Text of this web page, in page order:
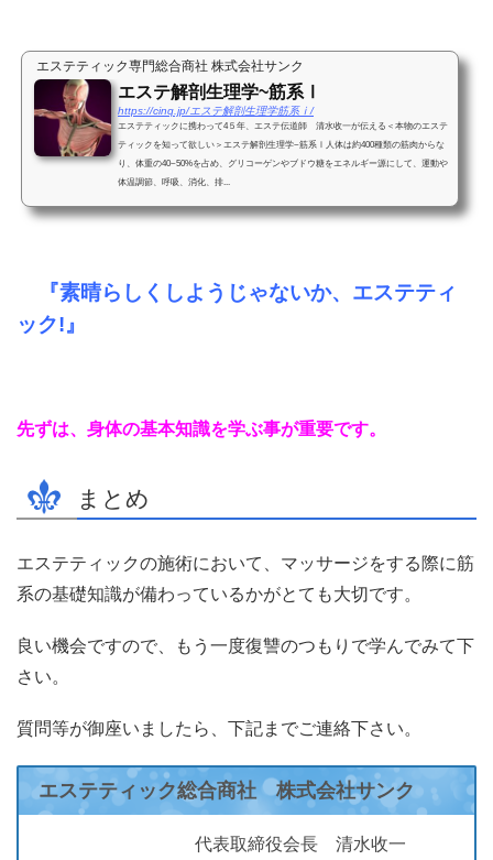
エステティック専門総合商社 株式会社サンク
エステ解剖生理学~筋系Ⅰ
https://cinq.jp/エステ解剖生理学筋系ⅰ/
エステティックに携わって4５年、エステ伝道師 清水收一が伝える＜本物のエステ
ティックを知って欲しい＞エステ解剖生理学~筋系Ⅰ人体は約400種類の筋肉からな
り、体重の40~50%を占め、グリコーゲンやブドウ糖をエネルギー源にして、運動や
体温調節、呼吸、消化、排...
『素晴らしくしようじゃないか、エステティ
ック! 』
先ずは、身体の基本知識を学ぶ事が重要です。
まとめ
エステティックの施術において、マッサージをする際に筋
系の基礎知識が備わっているかがとても大切です。
良い機会ですので、もう一度復讐のつもりで学んでみて下
さい。
質問等が御座いましたら、下記までご連絡下さい。
エステティック総合商社 株式会社サンク
代表取締役会長 清水收一